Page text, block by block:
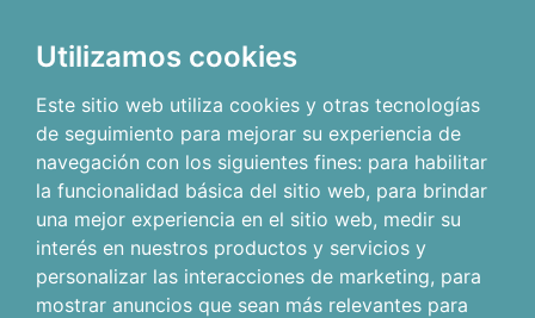
Utilizamos cookies
Este sitio web utiliza cookies y otras tecnologías
de seguimiento para mejorar su experiencia de
navegación con los siguientes fines: para habilitar
la funcionalidad básica del sitio web, para brindar
una mejor experiencia en el sitio web, medir su
interés en nuestros productos y servicios y
personalizar las interacciones de marketing, para
mostrar anuncios que sean más relevantes para